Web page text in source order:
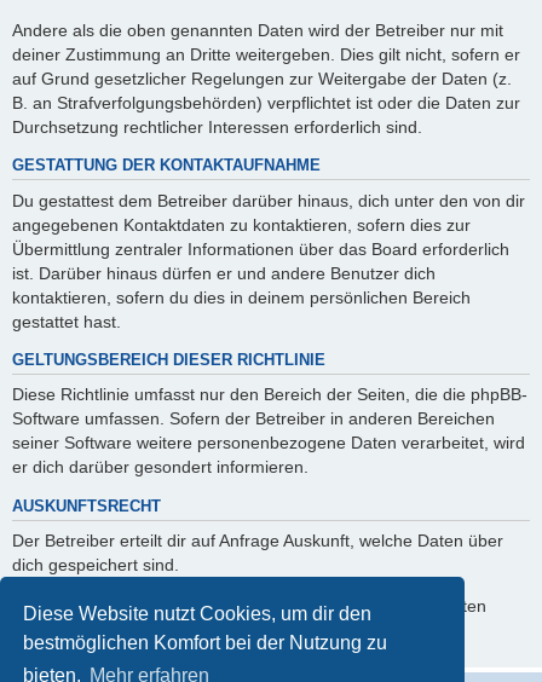
Diese Website nutzt Cookies, um dir den
bestmöglichen Komfort bei der Nutzung zu
bieten. Mehr erfahren
Andere als die oben genannten Daten wird der Betreiber nur mit
deiner Zustimmung an Dritte weitergeben. Dies gilt nicht, sofern er
auf Grund gesetzlicher Regelungen zur Weitergabe der Daten (z.
B. an Strafverfolgungsbehörden) verpflichtet ist oder die Daten zur
Durchsetzung rechtlicher Interessen erforderlich sind.
GESTATTUNG DER KONTAKTAUFNAHME
Du gestattest dem Betreiber darüber hinaus, dich unter den von dir
angegebenen Kontaktdaten zu kontaktieren, sofern dies zur
Übermittlung zentraler Informationen über das Board erforderlich
ist. Darüber hinaus dürfen er und andere Benutzer dich
kontaktieren, sofern du dies in deinem persönlichen Bereich
gestattet hast.
GELTUNGSBEREICH DIESER RICHTLINIE
Diese Richtlinie umfasst nur den Bereich der Seiten, die die phpBB-
Software umfassen. Sofern der Betreiber in anderen Bereichen
seiner Software weitere personenbezogene Daten verarbeitet, wird
er dich darüber gesondert informieren.
AUSKUNFTSRECHT
Der Betreiber erteilt dir auf Anfrage Auskunft, welche Daten über
dich gespeichert sind.
Du kannst jederzeit die Löschung bzw. Sperrung deiner Daten
verlangen. Kontaktiere hierzu bitte den Betreiber.